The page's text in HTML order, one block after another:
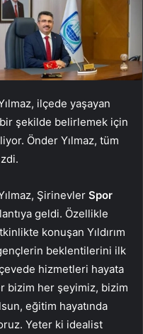
ilçede yaşayan
bir şekilde belirlemek için
Önder Yılmaz, tüm
Şirinevler Spor
geldi. Özellikle
konuşan Yıldırım
beklentilerini ilk
hizmetleri hayata
bizim her şeyimiz, bizim
eğitim hayatında
Yeter ki idealist